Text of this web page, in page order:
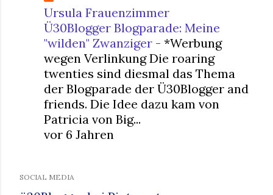
Ursula Frauenzimmer
Ü30Blogger Blogparade: Meine
"wilden" Zwanziger - *Werbung
wegen Verlinkung Die roaring
twenties sind diesmal das Thema
der Blogparade der Ü30Blogger and
friends. Die Idee dazu kam von
Patricia von Big...
vor 6 Jahren
SOCIAL MEDIA